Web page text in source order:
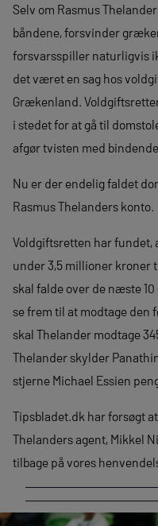
Selv om Rasmus
båndene, forsvinder
forsvarsspiller naturligvis
det været en sag hos
Grækenland.
i stedet for at gå til
afgør tvisten med
Nu er der endelig faldet
Rasmus Thelanders konto.
Voldgiftsretten har fundet,
under 3,5 millioner kroner
skal falde over de næste
se frem til at modtage den
skal Thelander modtage
Thelander skylder
stjerne Michael Essien
Tipsbladet.dk har forsøgt
Thelanders agent, Mikkel
tilbage på vores